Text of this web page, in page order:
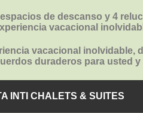
de descanso y 4
vacacional
vacacional inolvidable,
duraderos para usted y
INTI CHALETS & SUITES